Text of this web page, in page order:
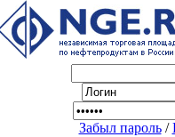
Забыл пароль/